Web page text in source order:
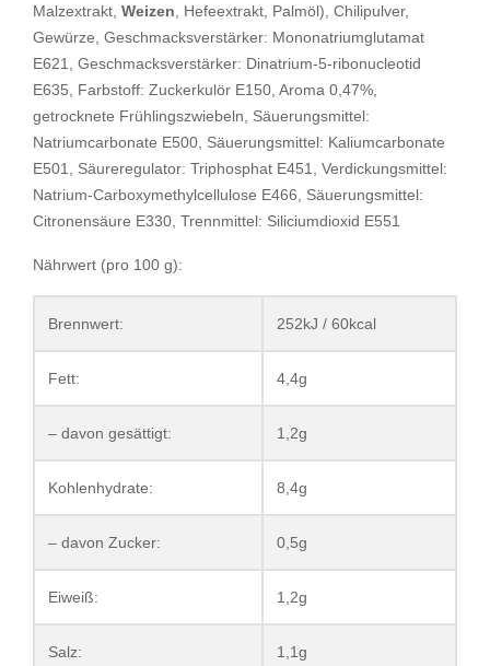
Malzextrakt, Weizen , Hefeextrakt, Palmöl), Chilipulver,
Gewürze, Geschmacksverstärker: Mononatriumglutamat
E621, Geschmacksverstärker: Dinatrium-5-ribonucleotid
E635, Farbstoff: Zuckerkulör E150, Aroma 0,47%,
getrocknete Frühlingszwiebeln, Säuerungsmittel:
Natriumcarbonate E500, Säuerungsmittel: Kaliumcarbonate
E501, Säureregulator: Triphosphat E451, Verdickungsmittel:
Natrium-Carboxymethylcellulose E466, Säuerungsmittel:
Citronensäure E330, Trennmittel: Siliciumdioxid E551
Nährwert (pro 100 g):
Brennwert: 252kJ / 60kcal
Fett: 4,4g
– davon gesättigt: 1,2g
Kohlenhydrate: 8,4g
– davon Zucker: 0,5g
Eiweiß: 1,2g
Salz: 1,1g